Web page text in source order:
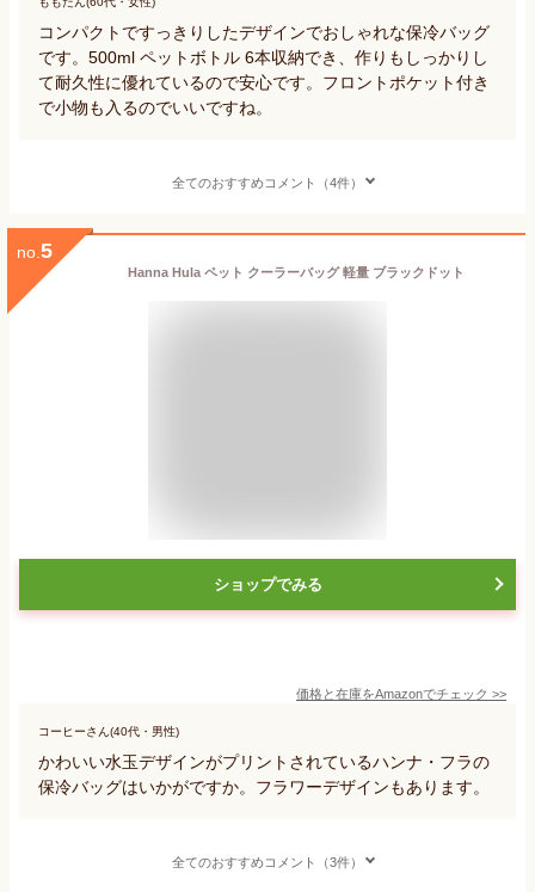
コンパクトですっきりしたデザインでおしゃれな保冷バッグ
です。500ml ペットボトル 6本収納でき、作りもしっかりし
て耐久性に優れているので安心です。フロントポケット付き
で小物も入るのでいいですね。
全てのおすすめコメント（4件）
no. 5
Hanna Hula ペット クーラーバッグ 軽量 ブラックドット
ショップでみる
価格と在庫をAmazonでチェック >>
コーヒーさん(40代・男性)
かわいい水玉デザインがプリントされているハンナ・フラの
保冷バッグはいかがですか。フラワーデザインもあります。
全てのおすすめコメント（3件）